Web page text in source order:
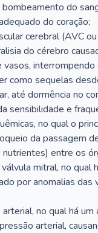
do
do coração;
cerebral (AVC
do cérebro
como sequelas
até dormência no
sensibilidade e
no qual o
da passagem
nutrientes) entre os
mitral, no qual
por anomalias das
no qual há um
arterial,